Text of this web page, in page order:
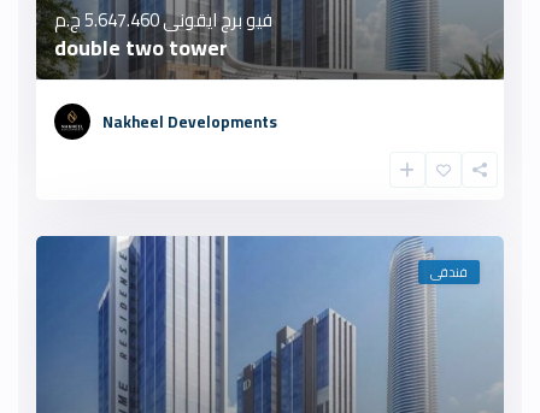
فيو برج ايقونى5.647.460 ج.م
double two tower
Nakheel Developments
فندقى